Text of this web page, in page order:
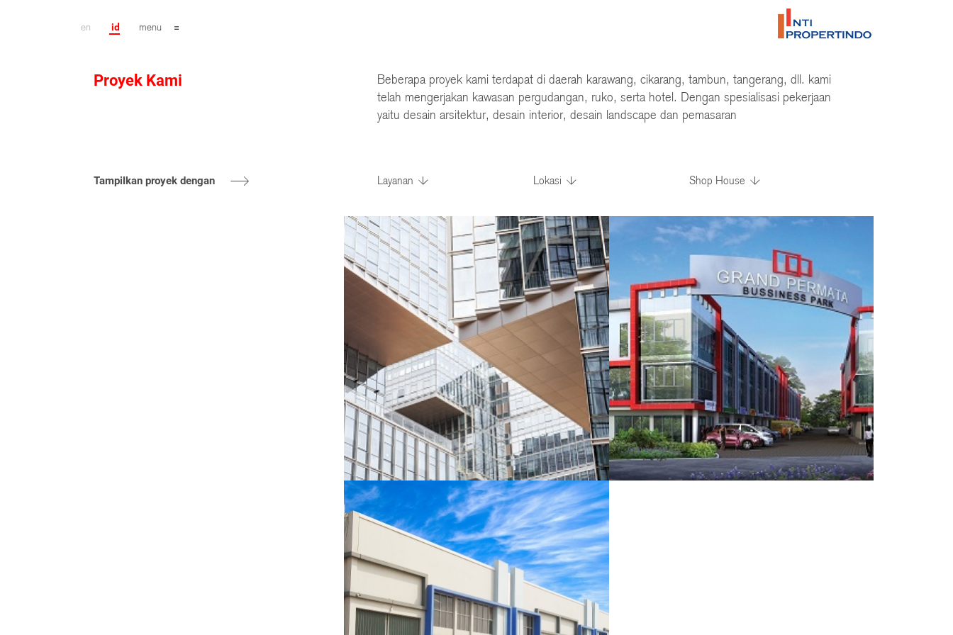
en id menu
Proyek Kami
Beberapa proyek kami terdapat di daerah karawang, cikarang, tambun, tangerang, dll. kami
telah mengerjakan kawasan pergudangan, ruko, serta hotel. Dengan spesialisasi pekerjaan
yaitu desain arsitektur, desain interior, desain landscape dan pemasaran
Tampilkan proyek dengan Layanan Lokasi Shop House